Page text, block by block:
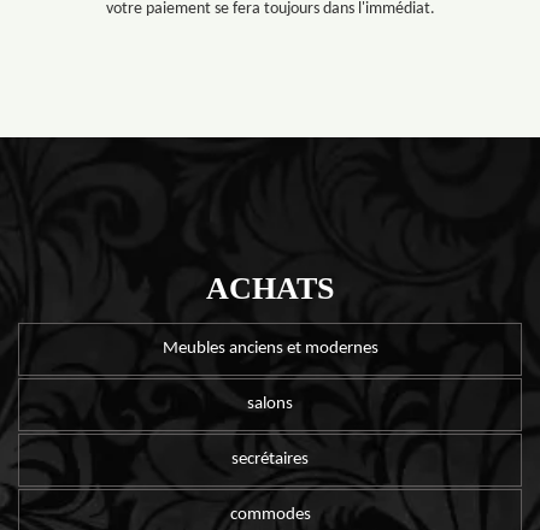
votre paiement se fera toujours dans l'immédiat.
ACHATS
Meubles anciens et modernes
salons
secrétaires
commodes